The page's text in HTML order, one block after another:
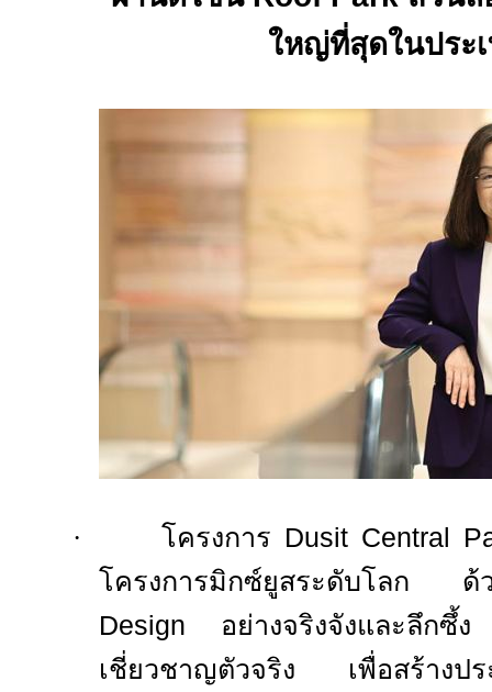
ใหญ่ที่สุดในประ
· โครงการ Dusit Central
โครงการมิกซ์ยูสระดับโลก
Design อย่างจริงจังและลึกซึ้
เชี่ยวชาญตัวจริง เพื่อสร้างปร